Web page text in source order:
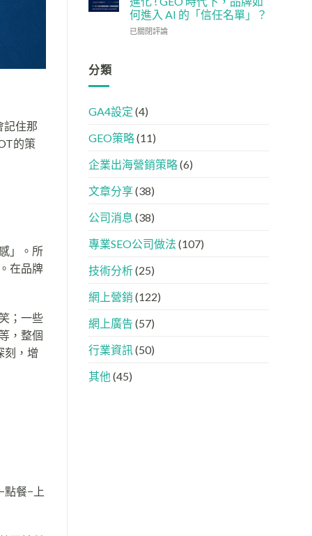
記住那
的策
」。所
在品牌
；一些
，整個
刻，增
點餐−上
友
好？
完
效
果？
品
Threads、
內
分
業
或
品
出
一
看
懂
AISEO
AEO
實
做
何進入 AI 的「信任名單」？
【2026
經
化
GEO
時
下，
牌
何
入
AI
的
「信
名
已關閉評論
分類
GA4設定 (4)
GEO策略(11)
企業出海營銷策略(6)
文章分享(38)
公司消息 (38)
專業SEO公司做法 (107)
技術分析(25)
網上營銷 (122)
網上廣告 (57)
行業資訊(50)
其他 (45)